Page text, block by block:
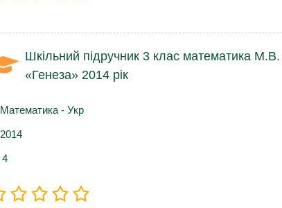
Шкільний підручник 3 клас математика
«Генеза» 2014 рік
Математика - Укр
2014
4